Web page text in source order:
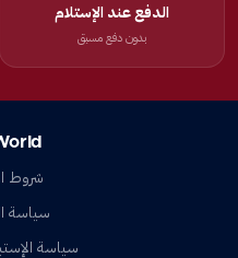
الدفع عند الإستلام
بدون دفع مسبق
شروط
سياسة
سياسة